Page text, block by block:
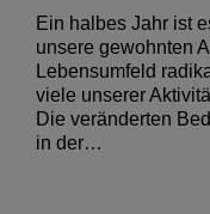
Ein halbes Jahr ist
unsere gewohnten
Lebensumfeld
viele unserer
Die veränderten
in der…